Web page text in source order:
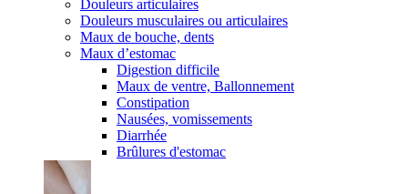
Douleurs articulaires
Douleurs musculaires ou articulaires
Maux de bouche, dents
Maux d’estomac
Digestion difficile
Maux de ventre, Ballonnement
Constipation
Nausées, vomissements
Diarrhée
Brûlures d'estomac